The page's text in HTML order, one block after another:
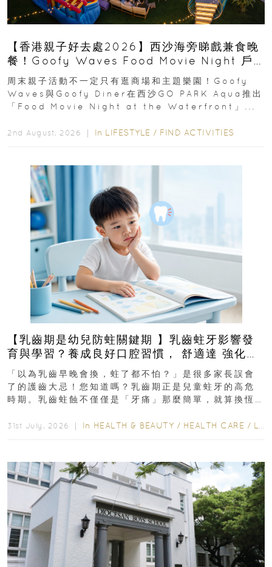
【香港親子好去處2026】西沙海旁睇戲兼食晚
餐！Goofy Waves Food Movie Night 戶
外影院逢週末登場
周末親子活動不一定只有逛商場和主題樂園！Goofy
Waves與Goofy Diner在西沙GO PARK Aqua推出
「Food Movie Night at the Waterfront」...
2nd August, 2026 ｜ In LIFESTYLE / FIND ACTIVITIES
【乳齒期是幼兒防蛀關鍵期 】乳齒蛀牙影響發
育與學習？養成良好口腔習慣， 舒適達 強化琺
瑯質 兒童牙膏防護指南
「以為乳齒早晚會換，蛀了都不怕？」是很多家長誤會
了的護齒大忌！您知道嗎？乳齒期正是兒童蛀牙的高危
時期。乳齒蛀蝕不僅僅是「牙痛」那麼簡單，就算換恆
31st July, 2026 ｜ In HEALTH & BEAUTY / HEALTH CARE / LIFESTYLE